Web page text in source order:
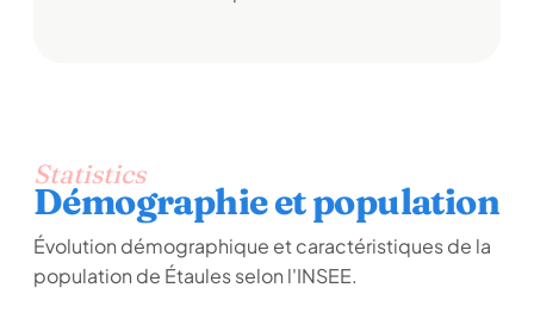
Statistics
Démographie et population
Évolution démographique et caractéristiques de la
population de Étaules selon l'INSEE.